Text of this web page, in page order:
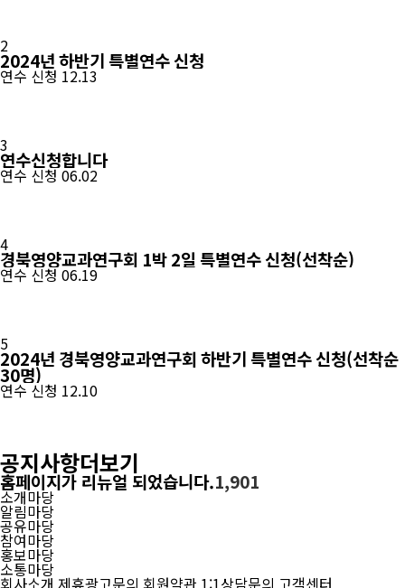
2
2024년 하반기 특별연수 신청
연수 신청 12.13
3
연수신청합니다
연수 신청06.02
4
경북영양교과연구회 1박 2일 특별연수 신청(선착순)
연수 신청06.19
5
2024년 경북영양교과연구회 하반기 특별연수 신청(선착순
30명)
연수 신청 12.10
공지사항더보기
홈페이지가 리뉴얼 되었습니다.1,901
소개마당
알림마당
공유마당
참여마당
홍보마당
소통마당
회사소개 제휴광고문의 회원약관 1:1상담문의 고객센터